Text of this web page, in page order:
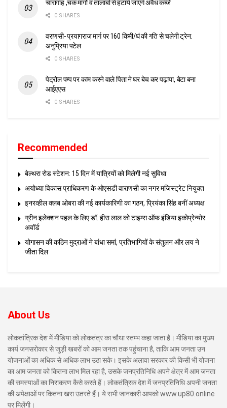
चारागाह ,चक मार्गो व तालाबों से हटाये जाएंगे अवैध कब्जे
0 SHARES
वराणसी- प्रयागराज मार्ग पर 160 किमी/घं की गति से चलेगी ट्रेन:
अनुप्रिया पटेल
0 SHARES
पेट्रोल पम्प पर काम करने वाले पिता ने घर बेच कर पढ़ाया, बेटा बना
आईएएस
0 SHARES
Recommended
बेल्थरा रोड स्टेशन: 15 दिन में यात्रियों को मिलेगी नई सुविधा
अयोध्या विकास प्राधिकरण के ओएसडी वाराणसी का नगर मजिस्ट्रेट नियुक्त
इनरव्हील क्लब ओबरा की नई कार्यकारिणी का गठन, प्रियंका सिंह बनीं अध्यक्ष
ग्रीन इलेक्शन पहल के लिए डॉ. हीरा लाल को टाइम्स ऑफ इंडिया इकोप्रेन्योर
अवॉर्ड
योगासन की कठिन मुद्राओं ने बांधा समां, प्रतिभागियों के संतुलन और लय ने
जीता दिल
About Us
लोकतांत्रिक देश में मीडिया को लोकतंत्र का चौथा स्तम्भ कहा जाता है। मीडिया का मुख्य
कार्य जनसरोकार से जुड़ी खबरों को आम जनता तक पहुंचाना है, ताकि आम जनता उन
योजनाओं का अधिक से अधिक लाभ उठा सके। इसके अलावा सरकार की किसी भी योजना
का आम जनता को कितना लाभ मिल रहा है, उसके जनप्रतिनिधि अपने क्षेत्र में आम जनता
की समस्याओं का निराकरण कैसे करते हैं। लोकतंत्रिक देश में जनप्रतिनिधि अपनी जनता
की अपेक्षाओं पर कितना खरा उतरते हैं। ये सभी जानकारी आपको www.up80.online
पर मिलेंगी।